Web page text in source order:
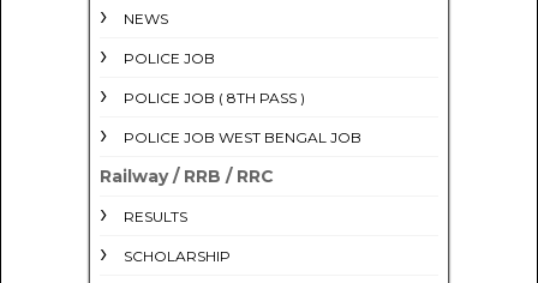
NEWS
POLICE JOB
POLICE JOB ( 8TH PASS )
POLICE JOB WEST BENGAL JOB
Railway / RRB / RRC
RESULTS
SCHOLARSHIP